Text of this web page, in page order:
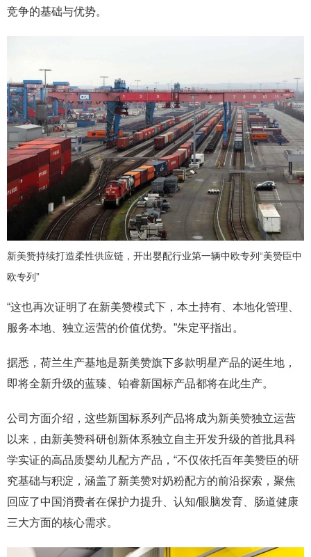
竞争的基础与优势。
新美赞持续打造柔性供应链，开出婴配行业第一辆中欧专列“美赞臣中
欧专列”
“这也再次证明了在新美赞模式下，本土持有、本地化管理、
服务本地、独立运营的价值优势。”朱定平指出。
据悉，荷兰生产基地是新美赞旗下多款明星产品的诞生地，
即将全新升级的蓝臻、铂睿新国标产品都将在此生产。
公司方面介绍，这些新国标系列产品将成为新美赞独立运营
以来，由新美赞科研创新体系独立自主开发升级的首批具科
学实证的高品质婴幼儿配方产品，“不仅依托百年美赞臣的研
究基础与积淀，涵盖了新美赞对奶粉配方的前沿探索，聚焦
回应了中国消费者在保护力提升、认知/眼脑发育、肠道健康
三大方面的核心需求。